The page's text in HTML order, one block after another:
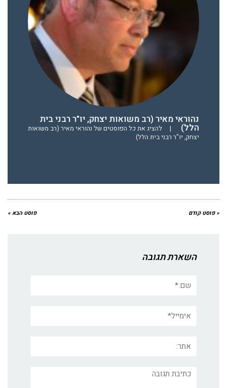
נהוראי מאיר (רב משואות יצחק, יו"ר רבני בית
הלל) |
להציג את כל הפוסטים של נהוראי מאיר (רב משואות
יצחק, יו"ר רבני בית הלל)
« פוסט קודם פוסט הבא »
השארת תגובה
תגובה